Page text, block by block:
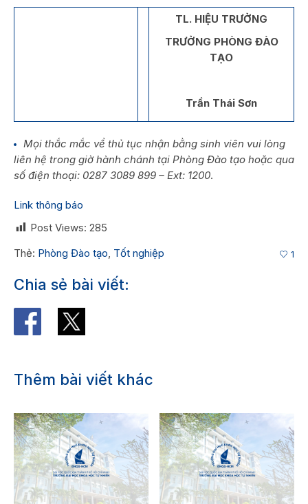
TL. HIỆU TRƯỞNG
TRƯỞNG PHÒNG ĐÀO
TẠO
Trần Thái Sơn
Mọi thắc mắc về thủ tục nhận bằng sinh viên vui lòng
liên hệ trong giờ hành chánh tại Phòng Đào tạo hoặc qua
số điện thoại: 0287 3089 899 – Ext: 1200.
Link thông báo
Post Views: 285
Thẻ: Phòng Đào tạo, Tốt nghiệp 1
Chia sẻ bài viết:
Thêm bài viết khác